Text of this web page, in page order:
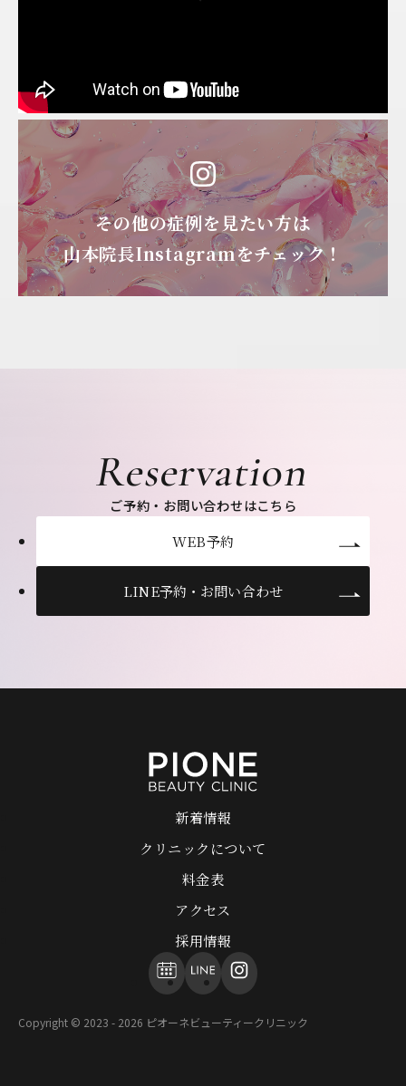
その他の症例を見たい方は
山本院長Instagramをチェック！
Reservation
ご予約・お問い合わせはこちら
WEB予約
LINE予約・お問い合わせ
新着情報
ク リ ニ ッ ク について
料金表
アクセス
採用情報
Copyright © 2023 - 2026 ピオーネビューティークリニック